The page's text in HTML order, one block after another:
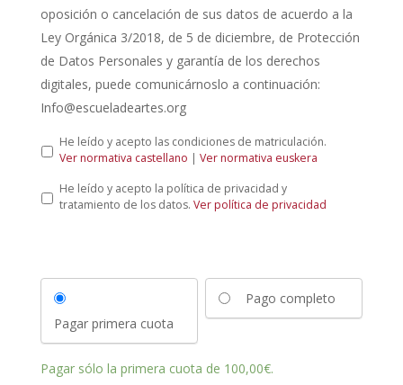
oposición o cancelación de sus datos de acuerdo a la
Ley Orgánica 3/2018, de 5 de diciembre, de Protección
de Datos Personales y garantía de los derechos
digitales, puede comunicárnoslo a continuación:
Info@escueladeartes.org
L
e
d
e
n
He leído y acepto las condiciones de matriculación.
Ver normativa castellano | Ver normativa euskera
P
o
c
r
He leído y acepto la política de privacidad y
tratamiento de los datos. Ver política de privacidad
Pagar primera cuota
Pago completo
Pagar sólo la primera cuota de 100,00€.